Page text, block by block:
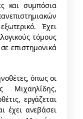
και συμπόσια
Έχει
τόμους
επιστημονικά
όπως οι
Μιχαηλίδης,
εργάζεται
έχει ανεβάσει